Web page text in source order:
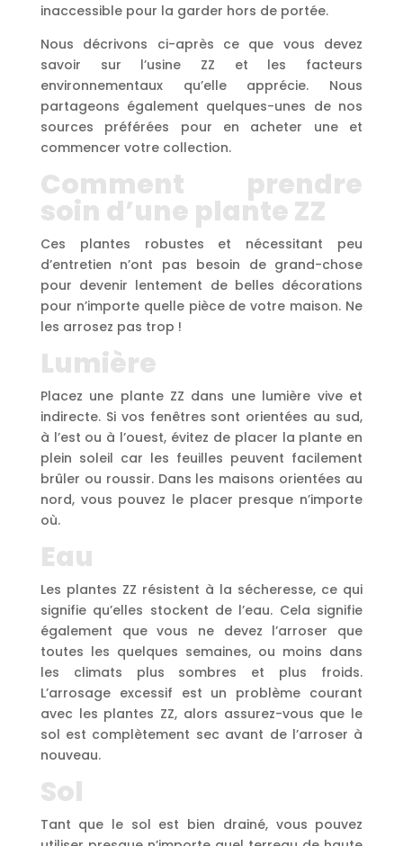
inaccessible pour la garder hors de portée.
Nous décrivons ci-après ce que vous devez
savoir sur l’usine ZZ et les facteurs
environnementaux qu’elle apprécie. Nous
partageons également quelques-unes de nos
sources préférées pour en acheter une et
commencer votre collection.
Comment prendre
soin d’une plante ZZ
Ces plantes robustes et nécessitant peu
d’entretien n’ont pas besoin de grand-chose
pour devenir lentement de belles décorations
pour n’importe quelle pièce de votre maison. Ne
les arrosez pas trop !
Lumière
Placez une plante ZZ dans une lumière vive et
indirecte. Si vos fenêtres sont orientées au sud,
à l’est ou à l’ouest, évitez de placer la plante en
plein soleil car les feuilles peuvent facilement
brûler ou roussir. Dans les maisons orientées au
nord, vous pouvez le placer presque n’importe
où.
Eau
Les plantes ZZ résistent à la sécheresse, ce qui
signifie qu’elles stockent de l’eau. Cela signifie
également que vous ne devez l’arroser que
toutes les quelques semaines, ou moins dans
les climats plus sombres et plus froids.
L’arrosage excessif est un problème courant
avec les plantes ZZ, alors assurez-vous que le
sol est complètement sec avant de l’arroser à
nouveau.
Sol
Tant que le sol est bien drainé, vous pouvez